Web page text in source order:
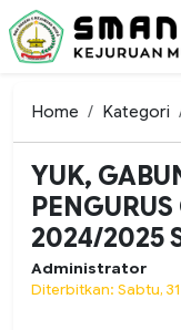
Home Kategori
YUK,
2024/2025
Administrator
Diterbitkan: Sabtu,